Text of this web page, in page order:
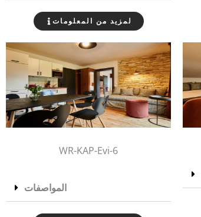
لمزيد من المعلومات
WR-KAP-Evi-6
المواصفات